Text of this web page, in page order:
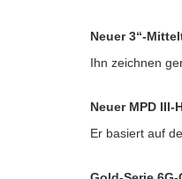
Neuer 3“-
Ihn zeichnen
Neuer MPD III-
Er basiert auf